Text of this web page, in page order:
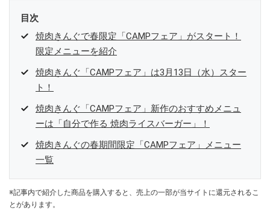
目次
焼肉きんぐで春限定「CAMPフェア」がスタート！
限定メニューを紹介
焼肉きんぐ「CAMPフェア」は3月13日（水）スター
ト！
焼肉きんぐ「CAMPフェア」新作のおすすめメニュ
ーは「自分で作る 焼肉ライスバーガー」！
焼肉きんぐの春期間限定「CAMPフェア」メニュー
一覧
※記事内で紹介した商品を購入すると、売上の一部が当サイトに還元されるこ
とがあります。